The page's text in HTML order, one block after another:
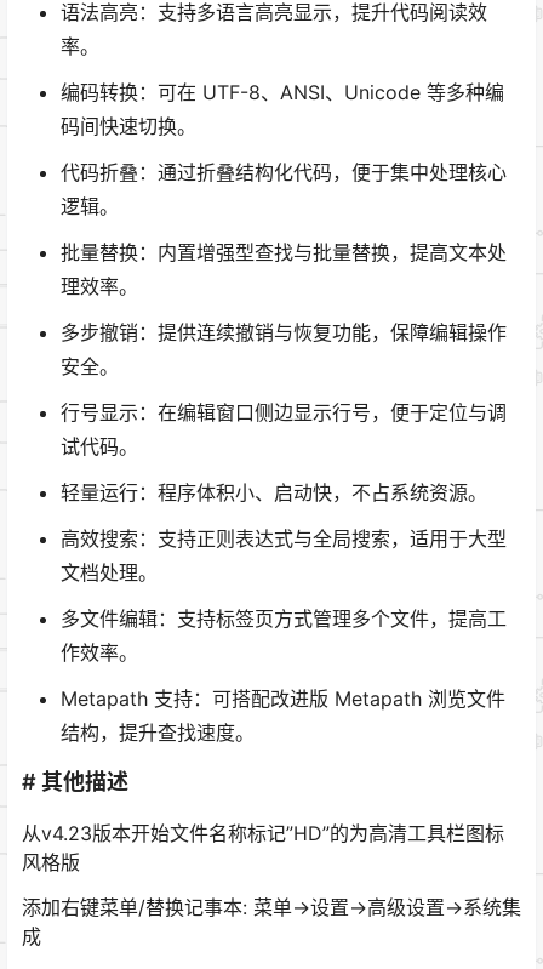
语法高亮：支持多语言高亮显示，提升代码阅读效
率。
编码转换：可在 UTF-8、ANSI、Unicode 等多种编
码间快速切换。
代码折叠：通过折叠结构化代码，便于集中处理核心
逻辑。
批量替换：内置增强型查找与批量替换，提高文本处
理效率。
多步撤销：提供连续撤销与恢复功能，保障编辑操作
安全。
行号显示：在编辑窗口侧边显示行号，便于定位与调
试代码。
轻量运行：程序体积小、启动快，不占系统资源。
高效搜索：支持正则表达式与全局搜索，适用于大型
文档处理。
多文件编辑：支持标签页方式管理多个文件，提高工
作效率。
Metapath 支持：可搭配改进版 Metapath 浏览文件
结构，提升查找速度。
# 其他描述
从v4.23版本开始文件名称标记”HD”的为高清工具栏图标
风格版
添加右键菜单/替换记事本: 菜单->设置->高级设置->系统集
成